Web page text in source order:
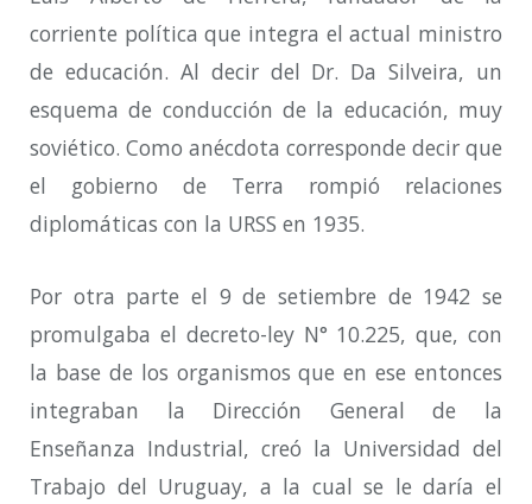
corriente política que integra el actual ministro
de educación. Al decir del Dr. Da Silveira, un
esquema de conducción de la educación, muy
soviético. Como anécdota corresponde decir que
el gobierno de Terra rompió relaciones
diplomáticas con la URSS en 1935.
Por otra parte el 9 de setiembre de 1942 se
promulgaba el decreto-ley N° 10.225, que, con
la base de los organismos que en ese entonces
integraban la Dirección General de la
Enseñanza Industrial, creó la Universidad del
Trabajo del Uruguay, a la cual se le daría el